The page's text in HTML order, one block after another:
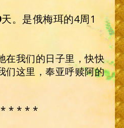
天。是俄梅珥的4周1
在我们的日子里，快快
们这里，奉亚呼赎阿的
* * * *